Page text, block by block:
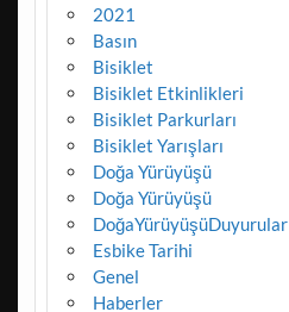
2021
Basın
Bisiklet
Bisiklet Etkinlikleri
Bisiklet Parkurları
Bisiklet Yarışları
Doğa Yürüyüşü
Doğa Yürüyüşü
DoğaYürüyüşüDuyurular
Esbike Tarihi
Genel
Haberler